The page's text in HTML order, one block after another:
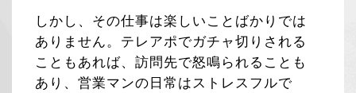
しかし、その仕事は楽しいことばかりでは
ありません。テレアポでガチャ切りされる
こともあれば、訪問先で怒鳴られることも
あり、営業マンの日常はストレスフルで